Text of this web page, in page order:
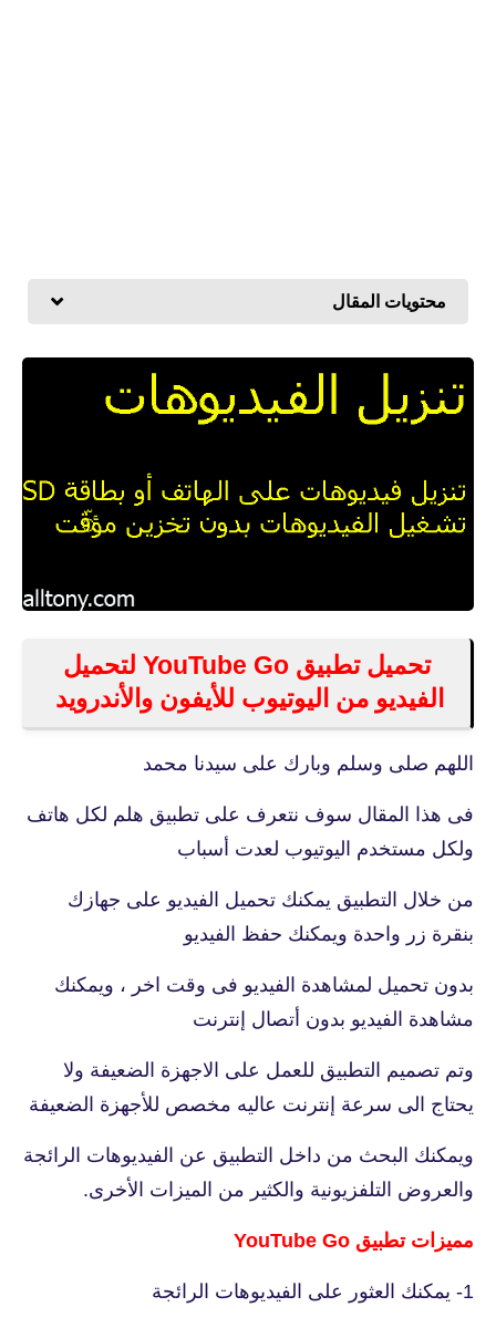
محتويات المقال
تحميل تطبيق YouTube Go‏ لتحميل
الفيديو من اليوتيوب للأيفون والأندرويد
اللهم صلى وسلم وبارك على سيدنا محمد
فى هذا المقال سوف نتعرف على تطبيق هلم لكل هاتف
ولكل مستخدم اليوتيوب لعدت أسباب
من خلال التطبيق يمكنك تحميل الفيديو على جهازك
بنقرة زر واحدة ويمكنك حفظ الفيديو
بدون تحميل لمشاهدة الفيديو فى وقت اخر ، ويمكنك
مشاهدة الفيديو بدون أتصال إنترنت
وتم تصميم التطبيق للعمل على الاجهزة الضعيفة ولا
يحتاج الى سرعة إنترنت عاليه مخصص للأجهزة الضعيفة
ويمكنك البحث من داخل التطبيق عن الفيديوهات الرائجة
والعروض التلفزيونية والكثير من الميزات الأخرى.
مميزات تطبيق YouTube Go‏
1- يمكنك العثور على الفيديوهات الرائجة